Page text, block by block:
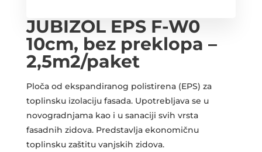
JUBIZOL EPS F-W0
10cm, bez preklopa –
2,5m2/paket
Ploča od ekspandiranog polistirena (EPS) za
toplinsku izolaciju fasada. Upotrebljava se u
novogradnjama kao i u sanaciji svih vrsta
fasadnih zidova. Predstavlja ekonomičnu
toplinsku zaštitu vanjskih zidova.